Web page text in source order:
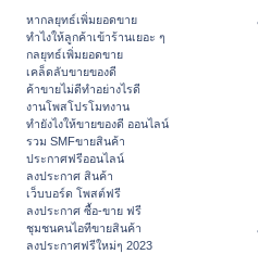
หากลยุทธ์เพิ่มยอดขาย
ทําไงให้ลูกค้าเข้าร้านเยอะ ๆ
กลยุทธ์เพิ่มยอดขาย
เคล็ดลับขายของดี
ค้าขายไม่ดีทำอย่างไรดี
งานโพสโปรโมทงาน
ทํายังไงให้ขายของดี ออนไลน์
รวม SMFขายสินค้า
ประกาศฟรีออนไลน์
ลงประกาศ สินค้า
เว็บบอร์ด โพสต์ฟรี
ลงประกาศ ซื้อ-ขาย ฟรี
ชุมชนคนไอทีขายสินค้า
ลงประกาศฟรีใหม่ๆ 2023